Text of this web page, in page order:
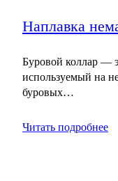
Наплавка
Буровой коллар —
используемый на
буровых…
Читать подробнее